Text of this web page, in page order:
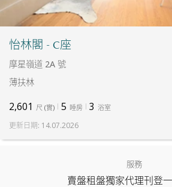
怡林閣 - C座
摩星嶺道 2A 號
薄扶林
2,601 尺 (實) 5 睡房 3 浴室
更新日期: 14.07.2026
服務
賣盤租盤獨家代理刊登